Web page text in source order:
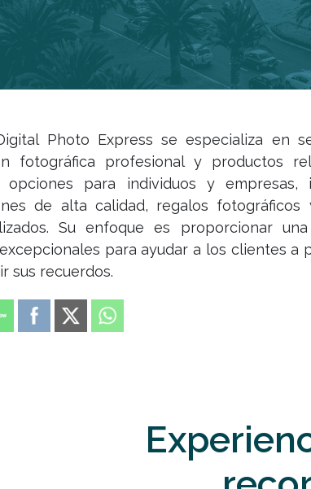
Photo Express se especializa en
fotográfica profesional y productos
opciones para individuos y empresas,
de alta calidad, regalos fotográficos
Su enfoque es proporcionar
para ayudar a los clientes a
sus recuerdos.